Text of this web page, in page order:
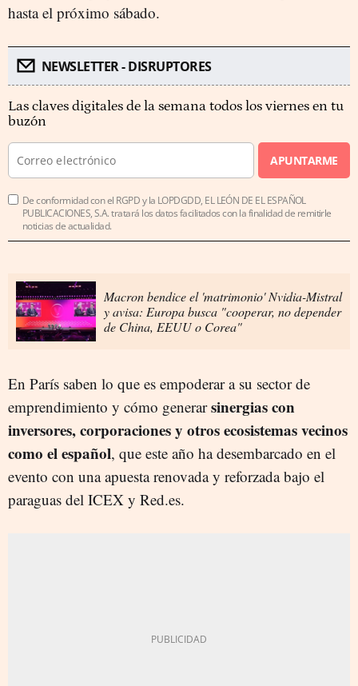
hasta el próximo sábado.
NEWSLETTER - DISRUPTORES
Las claves digitales de la semana todos los viernes en tu
buzón
APUNTARME
De conformidad con el RGPD y la LOPDGDD, EL LEÓN DE EL ESPAÑOL
PUBLICACIONES, S.A. tratará los datos facilitados con la finalidad de remitirle
noticias de actualidad.
Macron bendice el 'matrimonio' Nvidia-Mistral
y avisa: Europa busca "cooperar, no depender
de China, EEUU o Corea"
En París saben lo que es empoderar a su sector de
emprendimiento y cómo generarsinergias con
inversores, corporaciones y otros ecosistemas vecinos
como el español, que este año ha desembarcado en el
evento con una apuesta renovada y reforzada bajo el
paraguas del ICEX y Red.es.